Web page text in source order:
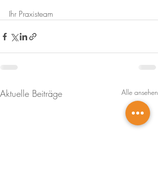
Ihr Praxisteam
Aktuelle Beiträge Alle ansehen